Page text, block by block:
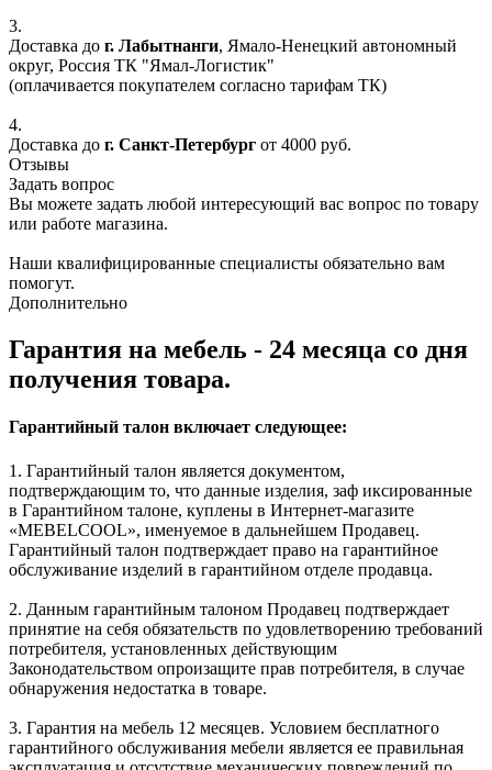
3.
Доставка до г. Лабытнанги, Ямало-Ненецкий автономный
округ, Россия ТК "Ямал-Логистик"
(оплачивается покупателем согласно тарифам ТК)
4.
Доставка до г. Санкт-Петербург от 4000 руб.
Отзывы
Задать вопрос
Вы можете задать любой интересующий вас вопрос по товару
или работе магазина.
Наши квалифицированные специалисты обязательно вам
помогут.
Дополнительно
Гарантия на мебель - 24 месяца со дня
получения товара.
Гарантийный талон включает следующее:
1. Гарантийный талон является документом,
подтверждающим то, что данные изделия, заф иксированные
в Гарантийном талоне, куплены в Интернет-магазите
«MEBELCOOL», именуемое в дальнейшем Продавец.
Гарантийный талон подтверждает право на гарантийное
обслуживание изделий в гарантийном отделе продавца.
2. Данным гарантийным талоном Продавец подтверждает
принятие на себя обязательств по удовлетворению требований
потребителя, установленных действующим
Законодательством опроизащите прав потребителя, в случае
обнаружения недостатка в товаре.
3. Гарантия на мебель 12 месяцев. Условием бесплатного
гарантийного обслуживания мебели является ее правильная